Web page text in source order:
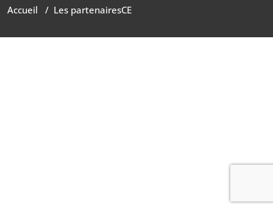
Accueil / Les partenairesCE